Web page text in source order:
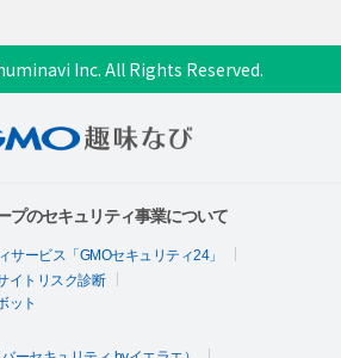
Inc. All Rights Reserved.